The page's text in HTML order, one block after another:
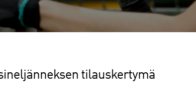
tilauskertymä